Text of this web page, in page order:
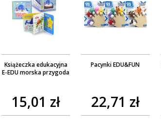
Książeczka edukacyjna
E-EDU morska przygoda
15,01 zł
Pacynki EDU&FUN
22,71 zł